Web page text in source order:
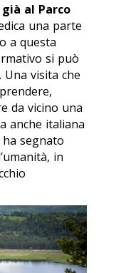
al Parco
una parte
a questa
si può
visita che
da vicino una
anche italiana
ha segnato
in